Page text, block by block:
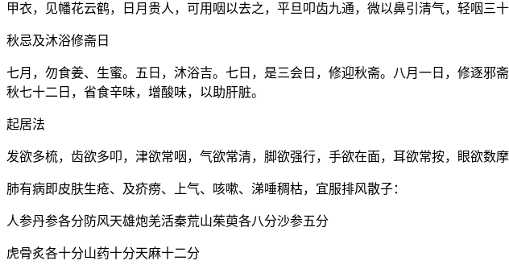
甲衣，见幡花云鹤，日月贵人，可用咽以去之，平旦叩齿九通，微以鼻引清气，轻咽三
秋忌及沐浴修斋日
七月，勿食姜、生蜜。五日，沐浴吉。七日，是三会日，修迎秋斋。八月一日，修逐邪
秋七十二日，省食辛味，增酸味，以助肝脏。
起居法
发欲多梳，齿欲多叩，津欲常咽，气欲常清，脚欲强行，手欲在面，耳欲常按，眼欲数
肺有病即皮肤生疮、及疥痨、上气、咳嗽、涕唾稠枯，宜服排风散子：
人参丹参各分防风天雄炮羌活秦荒山茱萸各八分沙参五分
虎骨炙各十分山药十分天麻十二分